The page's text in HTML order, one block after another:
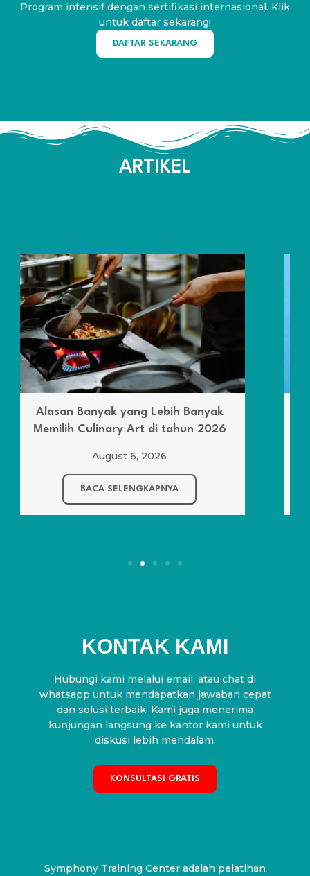
Program intensif dengan sertifikasi internasional. Klik
untuk daftar sekarang!
DAFTAR SEKARANG
ARTIKEL
Kenapa Lebih Banyak Pilih
Housekeeping?
August 5, 2026
BACA SELENGKAPNYA
KONTAK KAMI
Hubungi kami melalui email, atau chat di
whatsapp untuk mendapatkan jawaban cepat
dan solusi terbaik. Kami juga menerima
kunjungan langsung ke kantor kami untuk
diskusi lebih mendalam.
KONSULTASI GRATIS
Symphony Training Center adalah pelatihan